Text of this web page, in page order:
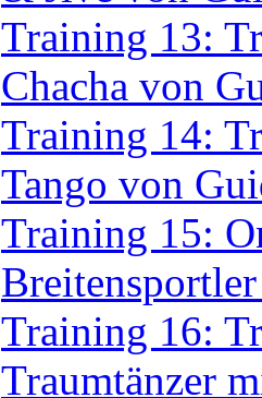
Training 14:
Tango von
Training 15:
Training 16:
Traumtänzer
Training 17:
Guido